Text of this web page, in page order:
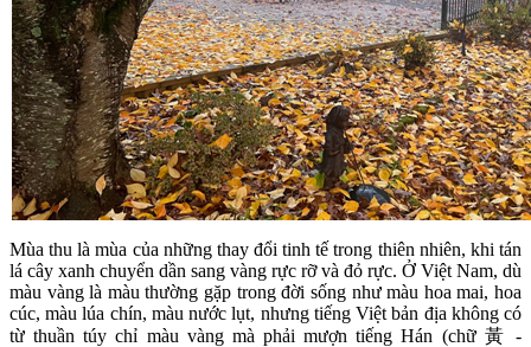
Mùa thu là mùa của những thay đổi tinh tế trong thiên nhiên, khi tán
lá cây xanh chuyển dần sang vàng rực rỡ và đỏ rực. Ở Việt Nam, dù
màu vàng là màu thường gặp trong đời sống như màu hoa mai, hoa
cúc, màu lúa chín, màu nước lụt, nhưng tiếng Việt bản địa không có
từ thuần túy chỉ màu vàng mà phải mượn tiếng Hán (chữ 黃 -